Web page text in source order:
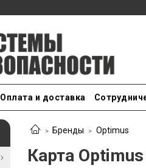
Оплата и доставка
Бренды Optimus
Карта